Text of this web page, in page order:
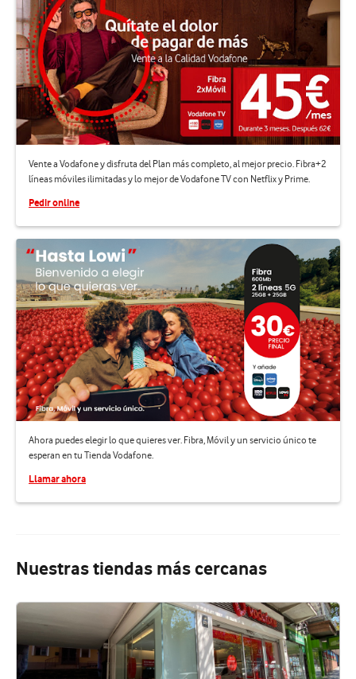
Vente a Vodafone y disfruta del Plan más completo, al mejor precio. Fibra+2
líneas móviles ilimitadas y lo mejor de Vodafone TV con Netflix y Prime.
Pedir online
Ahora puedes elegir lo que quieres ver. Fibra, Móvil y un servicio único te
esperan en tu Tienda Vodafone.
Llamar ahora
Nuestras tiendas más cercanas